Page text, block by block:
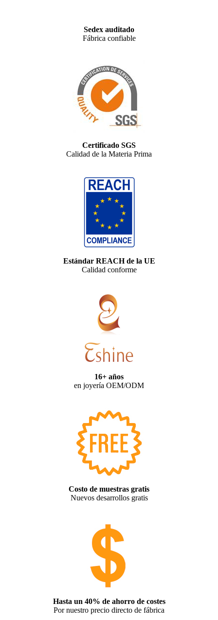
Sedex auditado
Fábrica confiable
Certificado SGS
Calidad de la Materia Prima
Estándar REACH de la UE
Calidad conforme
16+ años
en joyería OEM/ODM
Costo de muestras gratis
Nuevos desarrollos gratis
Hasta un 40% de ahorro de costes
Por nuestro precio directo de fábrica